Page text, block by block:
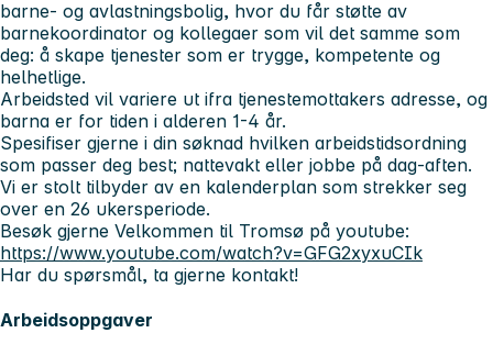
barne- og avlastningsbolig, hvor du får støtte av
barnekoordinator og kollegaer som vil det samme som
deg: å skape tjenester som er trygge, kompetente og
helhetlige.
Arbeidsted vil variere ut ifra tjenestemottakers adresse, og
barna er for tiden i alderen 1-4 år.
Spesifiser gjerne i din søknad hvilken arbeidstidsordning
som passer deg best; nattevakt eller jobbe på dag-aften.
Vi er stolt tilbyder av en kalenderplan som strekker seg
over en 26 ukersperiode.
Besøk gjerne Velkommen til Tromsø på youtube:
https://www.youtube.com/watch?v=GFG2xyxuCIk
Har du spørsmål, ta gjerne kontakt!
Arbeidsoppgaver